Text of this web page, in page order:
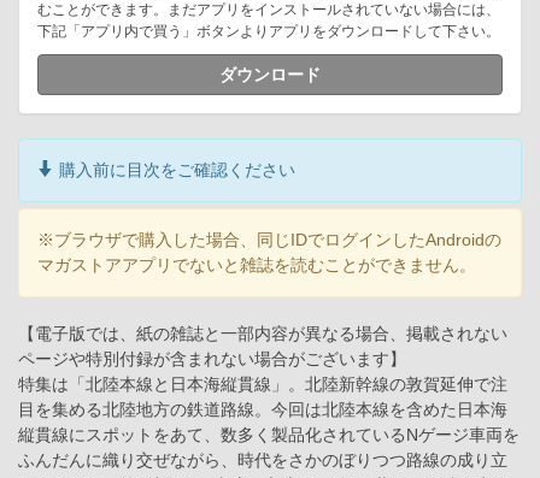
むことができます。まだアプリをインストールされていない場合には、
下記「アプリ内で買う」ボタンよりアプリをダウンロードして下さい。
ダウンロード
購入前に目次をご確認ください
※ブラウザで購入した場合、同じIDでログインしたAndroidの
マガストアアプリでないと雑誌を読むことができません。
【電子版では、紙の雑誌と一部内容が異なる場合、掲載されない
ページや特別付録が含まれない場合がございます】
特集は「北陸本線と日本海縦貫線」。北陸新幹線の敦賀延伸で注
目を集める北陸地方の鉄道路線。今回は北陸本線を含めた日本海
縦貫線にスポットをあて、数多く製品化されているNゲージ車両を
ふんだんに織り交ぜながら、時代をさかのぼりつつ路線の成り立